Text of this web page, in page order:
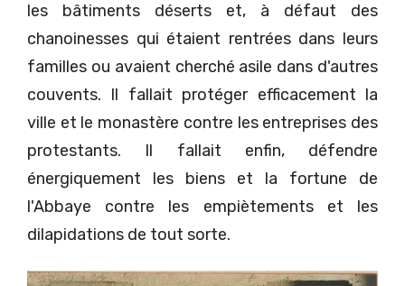
les bâtiments déserts et, à défaut des
chanoinesses qui étaient rentrées dans leurs
familles ou avaient cherché asile dans d'autres
couvents. Il fallait protéger efficacement la
ville et le monastère contre les entreprises des
protestants. Il fallait enfin, défendre
énergiquement les biens et la fortune de
l'Abbaye contre les empiètements et les
dilapidations de tout sorte.